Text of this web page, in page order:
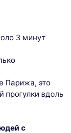
3 минут
Парижа, это
прогулки вдоль
с